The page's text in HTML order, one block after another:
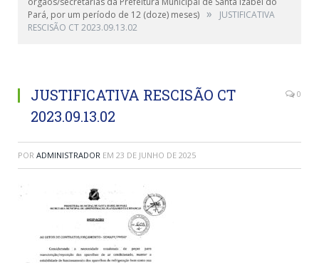
Pará, por um período de 12 (doze) meses) »
JUSTIFICATIVA
RESCISÃO CT 2023.09.13.02
JUSTIFICATIVA RESCISÃO CT
2023.09.13.02
0
POR ADMINISTRADOR EM 23 DE JUNHO DE 2025